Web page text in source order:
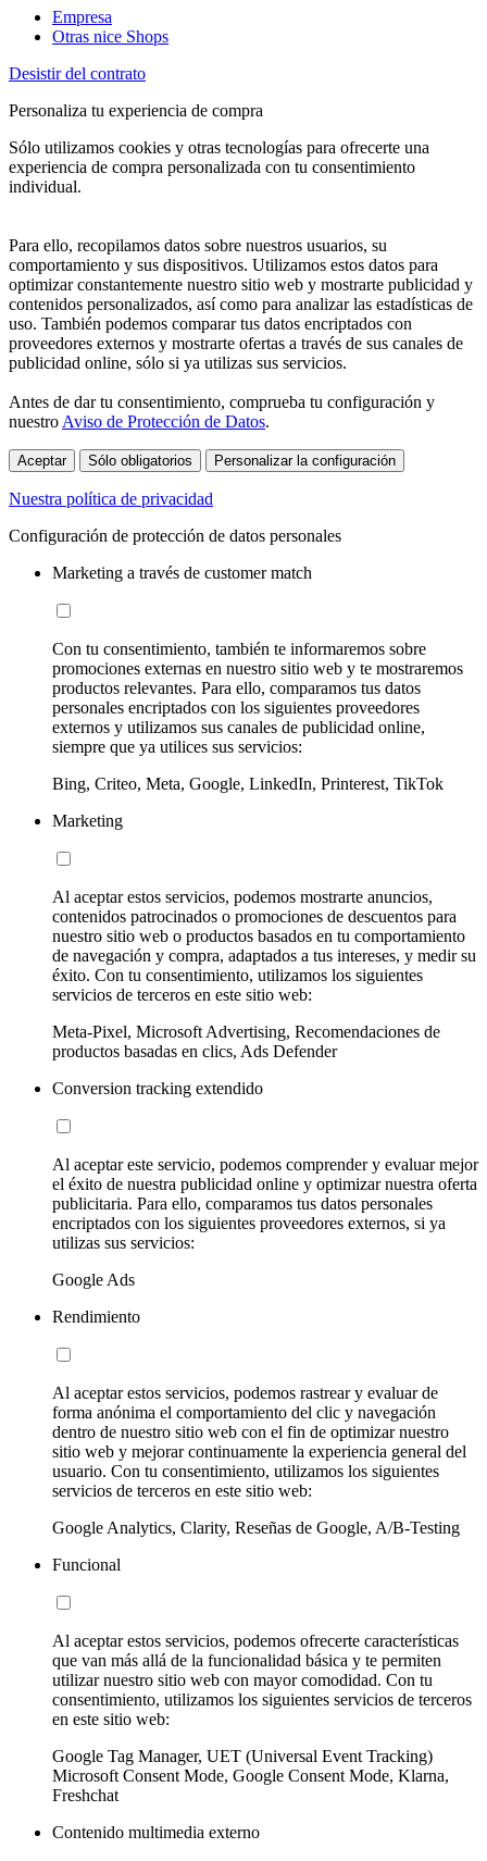
Empresa
Otras nice Shops
Desistir del contrato
Personaliza tu experiencia de compra
Sólo utilizamos cookies y otras tecnologías para ofrecerte una
experiencia de compra personalizada con tu consentimiento
individual.
Para ello, recopilamos datos sobre nuestros usuarios, su
comportamiento y sus dispositivos. Utilizamos estos datos para
optimizar constantemente nuestro sitio web y mostrarte publicidad y
contenidos personalizados, así como para analizar las estadísticas de
uso. También podemos comparar tus datos encriptados con
proveedores externos y mostrarte ofertas a través de sus canales de
publicidad online, sólo si ya utilizas sus servicios.
Antes de dar tu consentimiento, comprueba tu configuración y
nuestro Aviso de Protección de Datos.
Aceptar Sólo obligatorios Personalizar la configuración
Nuestra política de privacidad
Configuración de protección de datos personales
Marketing a través de customer match
Con tu consentimiento, también te informaremos sobre
promociones externas en nuestro sitio web y te mostraremos
productos relevantes. Para ello, comparamos tus datos
personales encriptados con los siguientes proveedores
externos y utilizamos sus canales de publicidad online,
siempre que ya utilices sus servicios:
Bing, Criteo, Meta, Google, LinkedIn, Printerest, TikTok
Marketing
Al aceptar estos servicios, podemos mostrarte anuncios,
contenidos patrocinados o promociones de descuentos para
nuestro sitio web o productos basados en tu comportamiento
de navegación y compra, adaptados a tus intereses, y medir su
éxito. Con tu consentimiento, utilizamos los siguientes
servicios de terceros en este sitio web:
Meta-Pixel, Microsoft Advertising, Recomendaciones de
productos basadas en clics, Ads Defender
Conversion tracking extendido
Al aceptar este servicio, podemos comprender y evaluar mejor
el éxito de nuestra publicidad online y optimizar nuestra oferta
publicitaria. Para ello, comparamos tus datos personales
encriptados con los siguientes proveedores externos, si ya
utilizas sus servicios:
Google Ads
Rendimiento
Al aceptar estos servicios, podemos rastrear y evaluar de
forma anónima el comportamiento del clic y navegación
dentro de nuestro sitio web con el fin de optimizar nuestro
sitio web y mejorar continuamente la experiencia general del
usuario. Con tu consentimiento, utilizamos los siguientes
servicios de terceros en este sitio web:
Google Analytics, Clarity, Reseñas de Google, A/B-Testing
Funcional
Al aceptar estos servicios, podemos ofrecerte características
que van más allá de la funcionalidad básica y te permiten
utilizar nuestro sitio web con mayor comodidad. Con tu
consentimiento, utilizamos los siguientes servicios de terceros
en este sitio web:
Google Tag Manager, UET (Universal Event Tracking)
Microsoft Consent Mode, Google Consent Mode, Klarna,
Freshchat
Contenido multimedia externo